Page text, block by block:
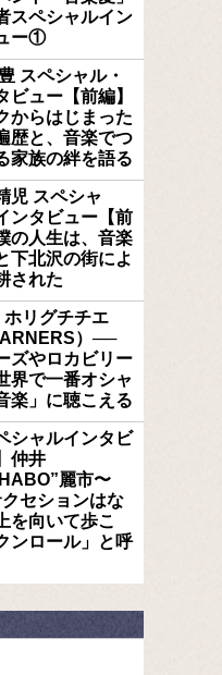
スペシャルイン
ー①
スペシャル・
ビュー【前編】
からはじまった
歴と、音楽でつ
家族の絆を語る
児 スペシャ
ンタビュー【前
の人生は、音楽
下北沢の街によ
された
ホリグチチエ
）──
ズやロカビリー
界で一番オシャ
楽」に聴こえる
シャルインタビ
仲井
麗市〜
クセションはな
を向いて歩こ
ンロール」と呼